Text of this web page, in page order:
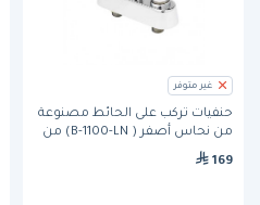
غير متوفر
حنفيات تركب على الحائط مصنوعة
من نحاس أصفر ( B-1100-LN) من
تي اند اس
169